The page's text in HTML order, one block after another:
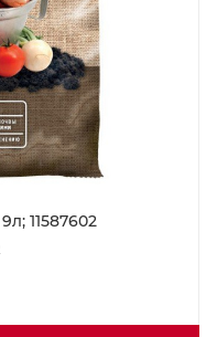
Торф низинный Огородник 9л; 11587602